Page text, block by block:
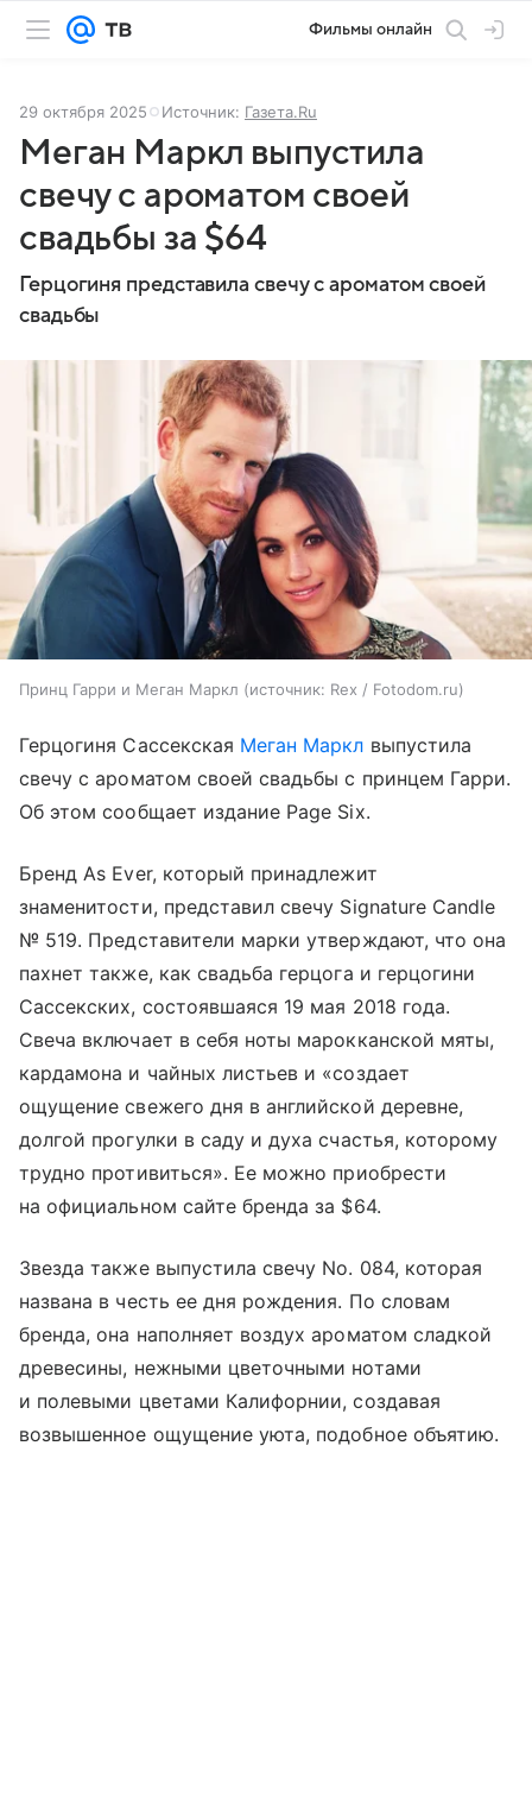
Фильмы онлайн
29 октября 2025 Источник: Газета.Ru
Меган Маркл выпустила
свечу с ароматом своей
свадьбы за $64
Герцогиня представила свечу с ароматом своей
свадьбы
Принц Гарри и Меган Маркл источник: Rex / Fotodom.ru
Герцогиня Сассекская Меган Маркл выпустила
свечу с ароматом своей свадьбы с принцем Гарри.
Об этом сообщает издание Page Six.
Бренд As Ever, который принадлежит
знаменитости, представил свечу Signature Candle
№ 519. Представители марки утверждают, что она
пахнет также, как свадьба герцога и герцогини
Сассекских, состоявшаяся 19 мая 2018 года.
Свеча включает в себя ноты марокканской мяты,
кардамона и чайных листьев и «создает
ощущение свежего дня в английской деревне,
долгой прогулки в саду и духа счастья, которому
трудно противиться». Ее можно приобрести
на официальном сайте бренда за $64.
Звезда также выпустила свечу No. 084, которая
названа в честь ее дня рождения. По словам
бренда, она наполняет воздух ароматом сладкой
древесины, нежными цветочными нотами
и полевыми цветами Калифорнии, создавая
возвышенное ощущение уюта, подобное объятию.